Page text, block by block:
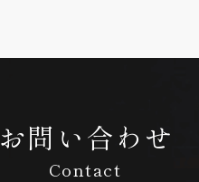
お問い合わせ
Contact